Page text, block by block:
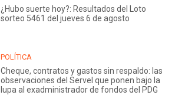
¿Hubo suerte hoy?: Resultados del Loto
sorteo 5461 del jueves 6 de agosto
POLÍTICA
Cheque, contratos y gastos sin respaldo: las
observaciones del Servel que ponen bajo la
lupa al exadministrador de fondos del PDG